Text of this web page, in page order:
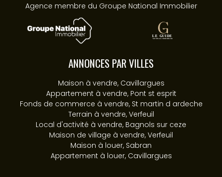
Agence membre du Groupe National Immobilier
ANNONCES PAR VILLES
Maison à vendre, Cavillargues
Appartement à vendre, Pont st esprit
Fonds de commerce à vendre, St martin d ardeche
Terrain à vendre, Verfeuil
Local d'activité à vendre, Bagnols sur ceze
Maison de village à vendre, Verfeuil
Maison à louer, Sabran
Appartement à louer, Cavillargues